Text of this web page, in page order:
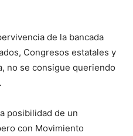
de la bancada
Congresos estatales y
no se consigue queriendo
.
posibilidad de un
con Movimiento